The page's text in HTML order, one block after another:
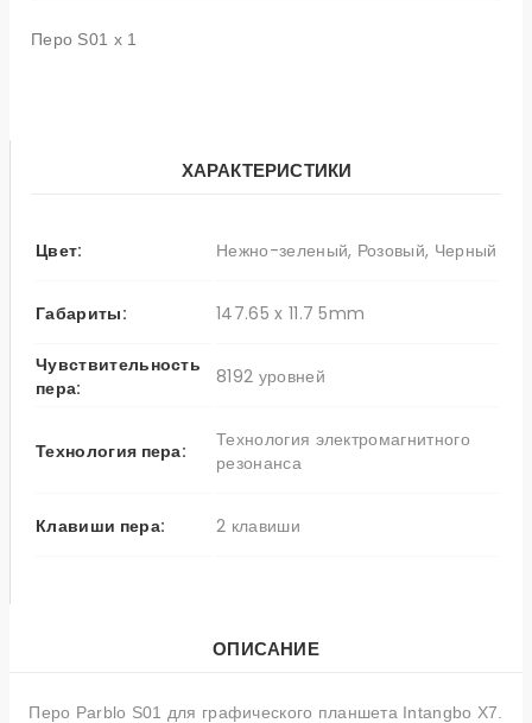
Перо S01 x 1
ХАРАКТЕРИСТИКИ
Цвет: Нежно-зеленый, Розовый, Черный
Габариты: 147.65 x 11.7 5mm
Чувствительность
пера:
8192 уровней
Технология пера:
Технология электромагнитного
резонанса
Клавиши пера: 2 клавиши
ОПИСАНИЕ
Перо Parblo S01 для графического планшета Intangbo X7.